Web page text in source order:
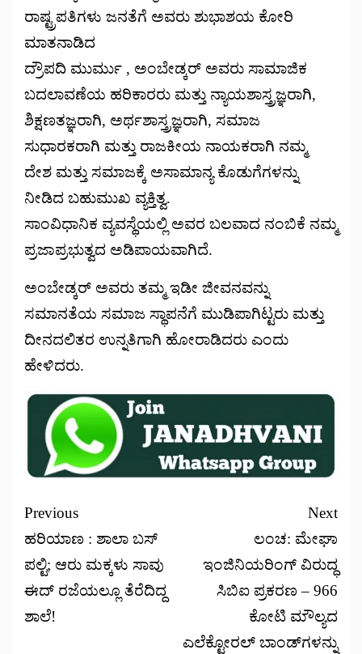
ರಾಷ್ಟ್ರಪತಿಗಳು ಜನತೆಗೆ ಅವರು ಶುಭಾಶಯ ಕೋರಿ
ಮಾತನಾಡಿದ
ದ್ರೌಪದಿ ಮುರ್ಮು , ಅಂಬೇಡ್ಕರ್ ಅವರು ಸಾಮಾಜಿಕ
ಬದಲಾವಣೆಯ ಹರಿಕಾರರು ಮತ್ತು ನ್ಯಾಯಶಾಸ್ತ್ರಜ್ಞರಾಗಿ,
ಶಿಕ್ಷಣತಜ್ಞರಾಗಿ, ಅರ್ಥಶಾಸ್ತ್ರಜ್ಞರಾಗಿ, ಸಮಾಜ
ಸುಧಾರಕರಾಗಿ ಮತ್ತು ರಾಜಕೀಯ ನಾಯಕರಾಗಿ ನಮ್ಮ
ದೇಶ ಮತ್ತು ಸಮಾಜಕ್ಕೆ ಅಸಾಮಾನ್ಯ ಕೊಡುಗೆಗಳನ್ನು
ನೀಡಿದ ಬಹುಮುಖ ವ್ಯಕ್ತಿತ್ವ.
ಸಾಂವಿಧಾನಿಕ ವ್ಯವಸ್ಥೆಯಲ್ಲಿ ಅವರ ಬಲವಾದ ನಂಬಿಕೆ ನಮ್ಮ
ಪ್ರಜಾಪ್ರಭುತ್ವದ ಅಡಿಪಾಯವಾಗಿದೆ.
ಅಂಬೇಡ್ಕರ್ ಅವರು ತಮ್ಮ ಇಡೀ ಜೀವನವನ್ನು
ಸಮಾನತೆಯ ಸಮಾಜ ಸ್ಥಾಪನೆಗೆ ಮುಡಿಪಾಗಿಟ್ಟರು ಮತ್ತು
ದೀನದಲಿತರ ಉನ್ನತಿಗಾಗಿ ಹೋರಾಡಿದರು ಎಂದು
ಹೇಳಿದರು.
Previous
ಹರಿಯಾಣ : ಶಾಲಾ ಬಸ್
ಪಲ್ಟಿ; ಆರು ಮಕ್ಕಳು ಸಾವು
ಈದ್ ರಜೆಯಲ್ಲೂ ತೆರೆದಿದ್ದ
ಶಾಲೆ!
Next
ಲಂಚ: ಮೇಘಾ
ಇಂಜಿನಿಯರಿಂಗ್ ವಿರುದ್ಧ
ಸಿಬಿಐ ಪ್ರಕರಣ – 966
ಕೋಟಿ ಮೌಲ್ಯದ
ಎಲೆಕ್ಟೋರಲ್ ಬಾಂಡ್‌ಗಳನ್ನು